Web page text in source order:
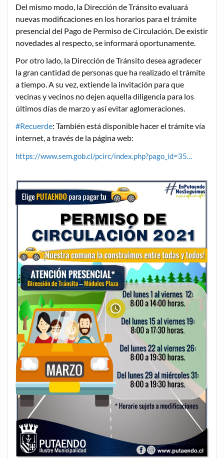
Del mismo modo, la Dirección de Tránsito evaluará
nuevas modificaciones en los horarios para el trámite
presencial del Pago de Permiso de Circulación. De existir
novedades al respecto, se informará oportunamente.
Por otro lado, la Dirección de Tránsito desea agradecer
la gran cantidad de personas que ha realizado el trámite
a tiempo. A su vez, extiende la invitación para que
vecinas y vecinos no dejen aquella diligencia para los
últimos días de marzo y así evitar aglomeraciones.
#Recuerde: También está disponible hacer el trámite vía
internet, a través de la página web:
https://www.sem.gob.cl/pcirc/index.php?pago_id=35…